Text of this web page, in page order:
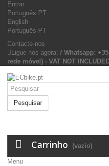
Entrar
Português PT
English
Português PT
Contacte-nos
Ligue-nos agora: / Whatsapp:
rede móvel) - VAT NOT
Pesquisar
Carrinho (vazio)
Menu